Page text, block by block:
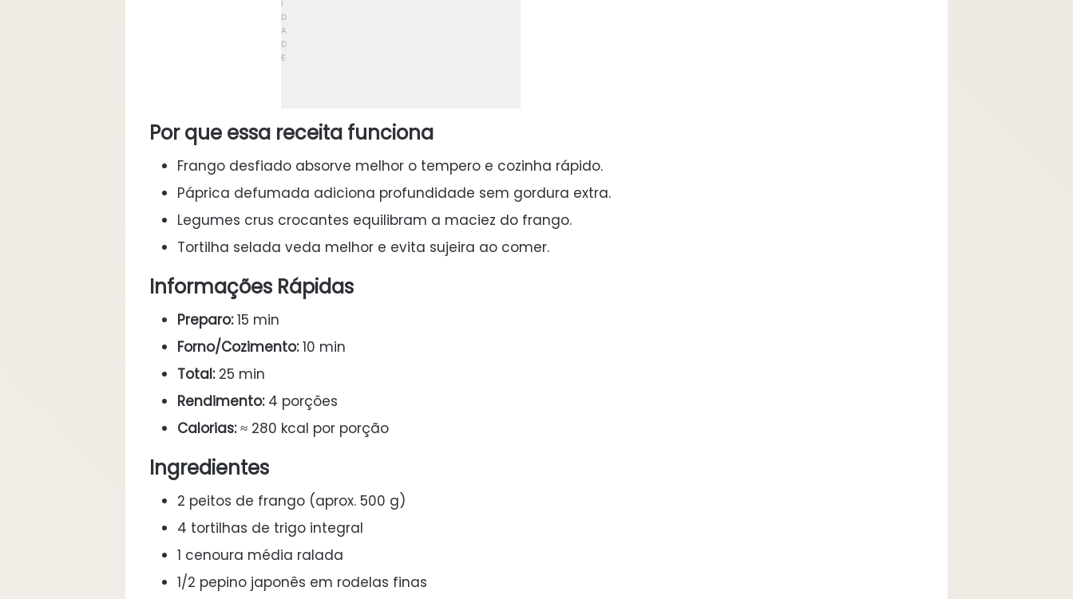
Por que essa receita funciona
Frango desfiado absorve melhor o tempero e cozinha rápido.
Páprica defumada adiciona profundidade sem gordura extra.
Legumes crus crocantes equilibram a maciez do frango.
Tortilha selada veda melhor e evita sujeira ao comer.
Informações Rápidas
Preparo:15 min
Forno/Cozimento:10 min
Total:25 min
Rendimento:4 porções
Calorias:≈ 280 kcal por porção
Ingredientes
2 peitos de frango (aprox. 500 g)
4 tortilhas de trigo integral
1 cenoura média ralada
1/2 pepino japonês em rodelas finas